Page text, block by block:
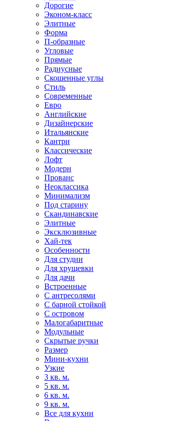
Дорогие
Эконом-класс
Элитные
Форма
П-образные
Угловые
Прямые
Радиусные
Скошенные углы
Стиль
Современные
Евро
Английские
Дизайнерские
Итальянские
Кантри
Классические
Лофт
Модерн
Прованс
Неоклассика
Минимализм
Под старину
Скандинавские
Элитные
Эксклюзивные
Хай-тек
Особенности
Для студии
Для хрущевки
Для дачи
Встроенные
С антресолями
С барной стойкой
С островом
Малогабаритные
Модульные
Скрытые ручки
Размер
Мини-кухни
Узкие
3 кв. м.
5 кв. м.
6 кв. м.
9 кв. м.
Все для кухни